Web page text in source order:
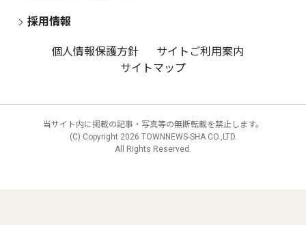
採用情報
個人情報保護方針
サイトご利用案内
サイトマップ
当サイト内に掲載の記事・写真等の無断転載を禁止します。
(C) Copyright 2026 TOWNNEWS-SHA CO.,LTD.
All Rights Reserved.